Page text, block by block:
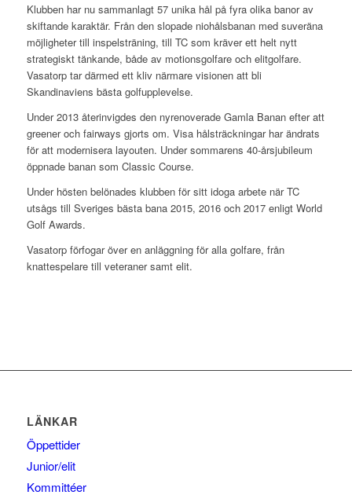
Klubben har nu sammanlagt 57 unika hål på fyra olika banor av
skiftande karaktär. Från den slopade niohålsbanan med suveräna
möjligheter till inspelsträning, till TC som kräver ett helt nytt
strategiskt tänkande, både av motionsgolfare och elitgolfare.
Vasatorp tar därmed ett kliv närmare visionen att bli
Skandinaviens bästa golfupplevelse.
Under 2013 återinvigdes den nyrenoverade Gamla Banan efter att
greener och fairways gjorts om. Visa hålsträckningar har ändrats
för att modernisera layouten. Under sommarens 40-årsjubileum
öppnade banan som Classic Course.
Under hösten belönades klubben för sitt idoga arbete när TC
utsågs till Sveriges bästa bana 2015, 2016 och 2017 enligt World
Golf Awards.
Vasatorp förfogar över en anläggning för alla golfare, från
knattespelare till veteraner samt elit.
LÄNKAR
Öppettider
Junior/elit
Kommittéer